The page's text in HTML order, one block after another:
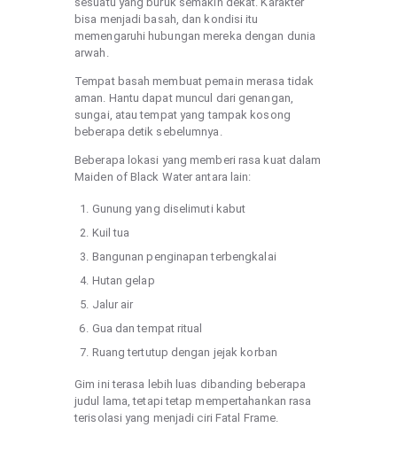
bisa menjadi basah, dan kondisi itu
memengaruhi hubungan mereka dengan dunia
arwah.
Tempat basah membuat pemain merasa tidak
aman. Hantu dapat muncul dari genangan,
sungai, atau tempat yang tampak kosong
beberapa detik sebelumnya.
Beberapa lokasi yang memberi rasa kuat dalam
Maiden of Black Water antara lain:
Gunung yang diselimuti kabut
Kuil tua
Bangunan penginapan terbengkalai
Hutan gelap
Jalur air
Gua dan tempat ritual
Ruang tertutup dengan jejak korban
Gim ini terasa lebih luas dibanding beberapa
judul lama, tetapi tetap mempertahankan rasa
terisolasi yang menjadi ciri Fatal Frame.